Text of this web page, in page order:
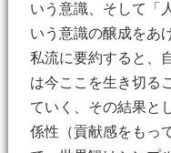
いう意識、そして「
いう意識の醸成をあ
私流に要約すると、
は今ここを生き切る
ていく、その結果と
係性（貢献感をもっ